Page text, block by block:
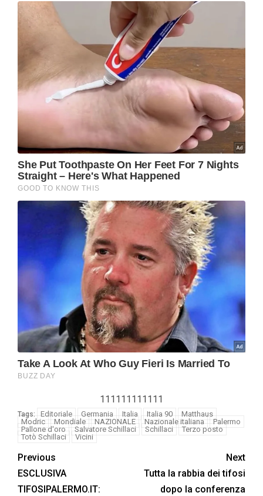
111111111111
Tags: Editoriale Germania Italia Italia 90
Matthaus
Modric
Mondiale NAZIONALE Nazionale italiana
Palermo
Pallone d'oro
Salvatore Schillaci Schillaci
Terzo posto
Totò Schillaci
Vicini
Previous
ESCLUSIVA
TIFOSIPALERMO.IT:
Next
Tutta la rabbia dei tifosi
dopo la conferenza